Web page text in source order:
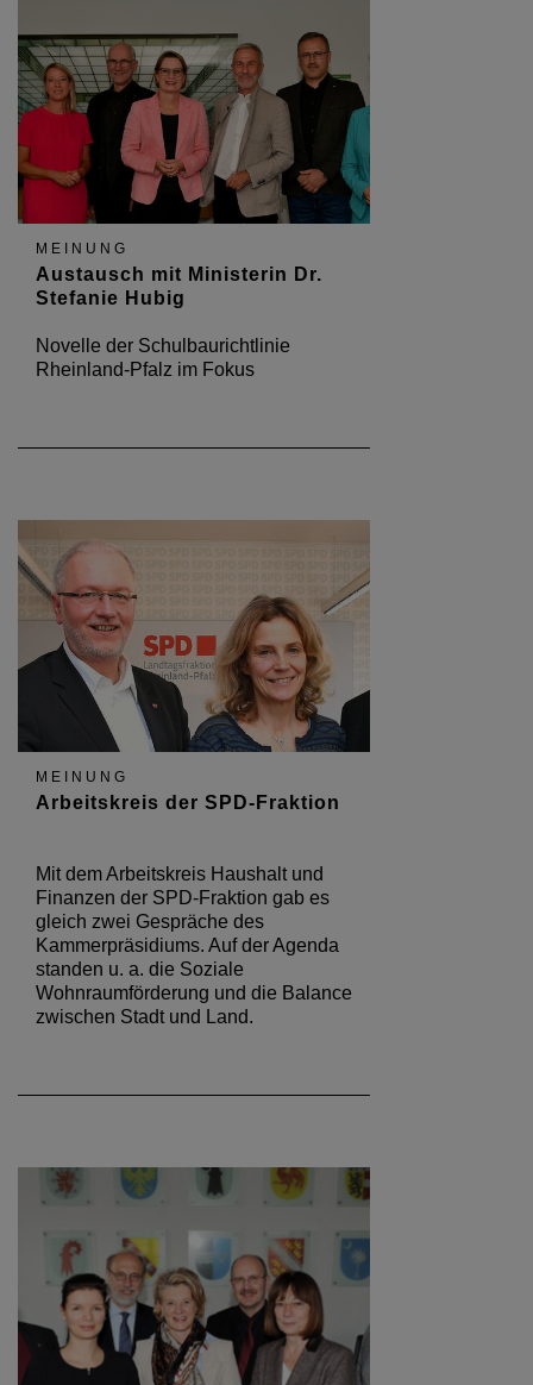
MEINUNG
Austausch mit Ministerin Dr.
Stefanie Hubig
Novelle der Schulbaurichtlinie
Rheinland-Pfalz im Fokus
MEINUNG
Arbeitskreis der SPD-Fraktion
Mit dem Arbeitskreis Haushalt und
Finanzen der SPD-Fraktion gab es
gleich zwei Gespräche des
Kammerpräsidiums. Auf der Agenda
standen u. a. die Soziale
Wohnraumförderung und die Balance
zwischen Stadt und Land.